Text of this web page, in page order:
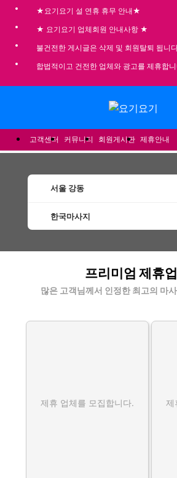
★요기요기 설 연휴 휴무 안내★
★ 요기요기 업체회원 안내사항 ★
불건전한 게시글은 삭제 및 회원탈퇴 됩니
합법적이고 건전한 업체와 광고를 제휴합
고객센터 커뮤니티 회원게시판 제휴안내
서울 강동
한국마사지
프리미엄 제휴
많은 고객님께서 인정한 최고의 마
제휴 업체를 모집합니다. 제